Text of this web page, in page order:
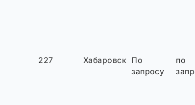
227 Хабаровск По
запросу
по